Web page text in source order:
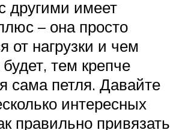
другими имеет
– она просто
от нагрузки и чем
тем крепче
сама петля. Давайте
интересных
правильно привязать